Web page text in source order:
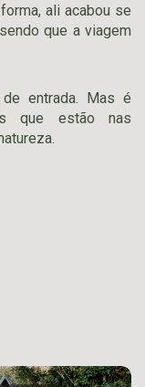
ali acabou se
que a viagem
entrada. Mas é
que estão nas